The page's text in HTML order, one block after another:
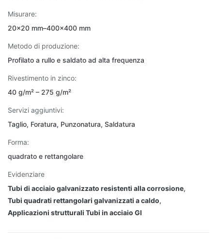
Misurare:
20×20 mm–400×400 mm
Metodo di produzione:
Profilato a rullo e saldato ad alta frequenza
Rivestimento in zinco:
40 g/m² – 275 g/m²
Servizi aggiuntivi:
Taglio, Foratura, Punzonatura, Saldatura
Forma:
quadrato e rettangolare
Evidenziare
Tubi di acciaio galvanizzato resistenti alla corrosione,
Tubi quadrati rettangolari galvanizzati a caldo,
Applicazioni strutturali Tubi in acciaio GI